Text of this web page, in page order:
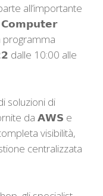
all’importante
𝗖𝗼𝗺𝗽𝘂𝘁𝗲𝗿
10:00 alle
soluzioni di
da 𝗔𝗪𝗦 e
visibilità,
centralizzata